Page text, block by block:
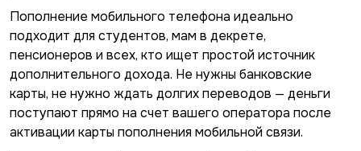
Пополнение мобильного телефона идеально
подходит для студентов, мам в декрете,
пенсионеров и всех, кто ищет простой источник
дополнительного дохода. Не нужны банковские
карты, не нужно ждать долгих переводов — деньги
поступают прямо на счет вашего оператора после
активации карты пополнения мобильной связи.